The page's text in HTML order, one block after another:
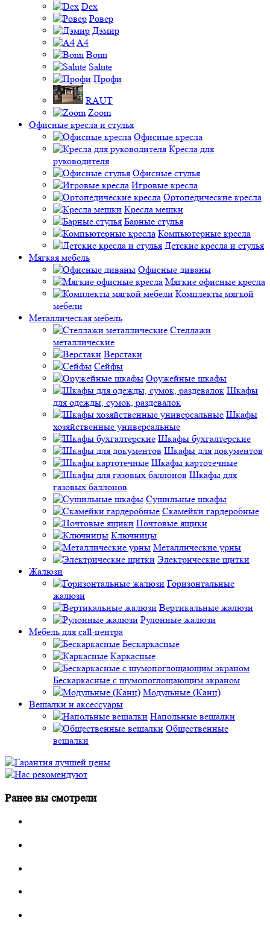
Dex
Ровер
Дэмир
A4
Bonn
Salute
Профи
RAUT
Zoom
Офисные кресла и стулья
Офисные кресла
Кресла для
руководителя
Офисные стулья
Игровые кресла
Ортопедические кресла
Кресла мешки
Барные стулья
Компьютерные кресла
Детские кресла и стулья
Мягкая мебель
Офисные диваны
Мягкие офисные кресла
Комплекты мягкой
мебели
Металлическая мебель
Стеллажи
металлические
Верстаки
Сейфы
Оружейные шкафы
Шкафы
для одежды, сумок, раздевалок
Шкафы
хозяйственные универсальные
Шкафы бухгалтерские
Шкафы для документов
Шкафы картотечные
Шкафы для
газовых баллонов
Сушильные шкафы
Скамейки гардеробные
Почтовые ящики
Ключницы
Металлические урны
Электрические щитки
Жалюзи
Горизонтальные
жалюзи
Вертикальные жалюзи
Рулонные жалюзи
Мебель для call-центра
Бескаркасные
Каркасные
Бескаркасные с шумопоглощающим экраном
Модульные (Канц)
Вешалки и аксессуары
Напольные вешалки
Общественные
вешалки
Ранее вы смотрели